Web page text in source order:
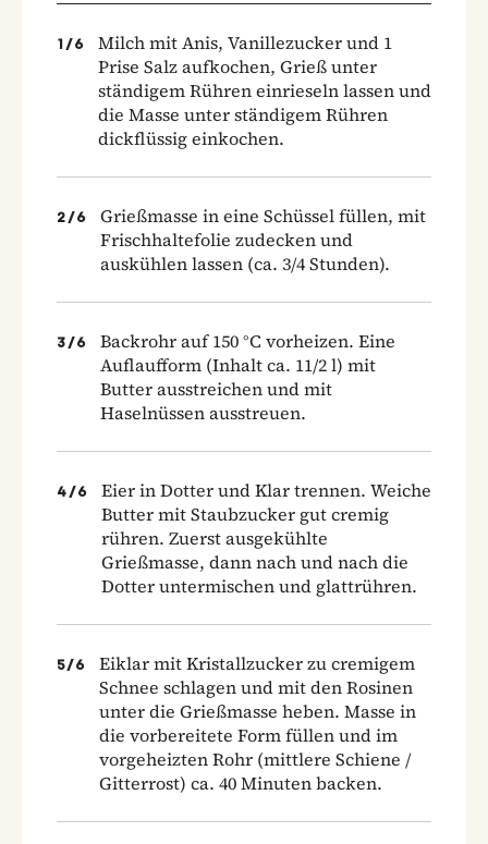
1 /6
Milch mit Anis, Vanillezucker und 1
Prise Salz aufkochen, Grieß unter
ständigem Rühren einrieseln lassen und
die Masse unter ständigem Rühren
dickflüssig einkochen.
2 /6
Grießmasse in eine Schüssel füllen, mit
Frischhaltefolie zudecken und
auskühlen lassen (ca. 3/4 Stunden).
3 /6
Backrohr auf 150 °C vorheizen. Eine
Auflaufform (Inhalt ca. 11/2 l) mit
Butter ausstreichen und mit
Haselnüssen ausstreuen.
4 /6
Eier in Dotter und Klar trennen. Weiche
Butter mit Staubzucker gut cremig
rühren. Zuerst ausgekühlte
Grießmasse, dann nach und nach die
Dotter untermischen und glattrühren.
5/6
Eiklar mit Kristallzucker zu cremigem
Schnee schlagen und mit den Rosinen
unter die Grießmasse heben. Masse in
die vorbereitete Form füllen und im
vorgeheizten Rohr (mittlere Schiene /
Gitterrost) ca. 40 Minuten backen.